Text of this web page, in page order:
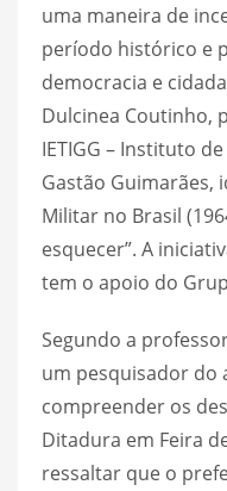
uma maneira de
período histórico e
democracia e
Dulcinea Coutinho,
IETIGG – Instituto
Gastão Guimarães,
Militar no Brasil
esquecer”. A
tem o apoio do
Segundo a
um pesquisador do
compreender os
Ditadura em Feira
ressaltar que o